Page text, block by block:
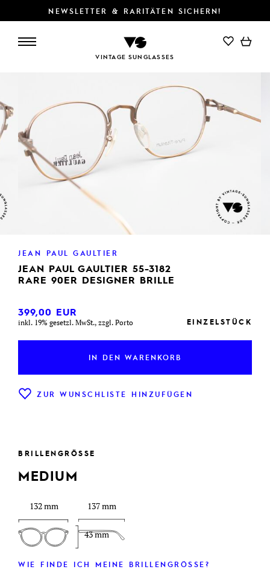
NEWSLETTER & RARITÄTEN SICHERN!
VINTAGE SUNGLASSES
IN DEN WARENKORB
JEAN PAUL GAULTIER
JEAN PAUL GAULTIER 55-3182
RARE 90ER DESIGNER BRILLE
399,00 EUR
inkl. 19% gesetzl. MwSt., zzgl. Porto EINZELSTÜCK
IN DEN WARENKORB
ZUR WUNSCHLISTE HINZUFÜGEN
BRILLENGRÖSSE
MEDIUM
132 mm
43 mm
137 mm
WIE FINDE ICH MEINE BRILLENGRÖSSE?